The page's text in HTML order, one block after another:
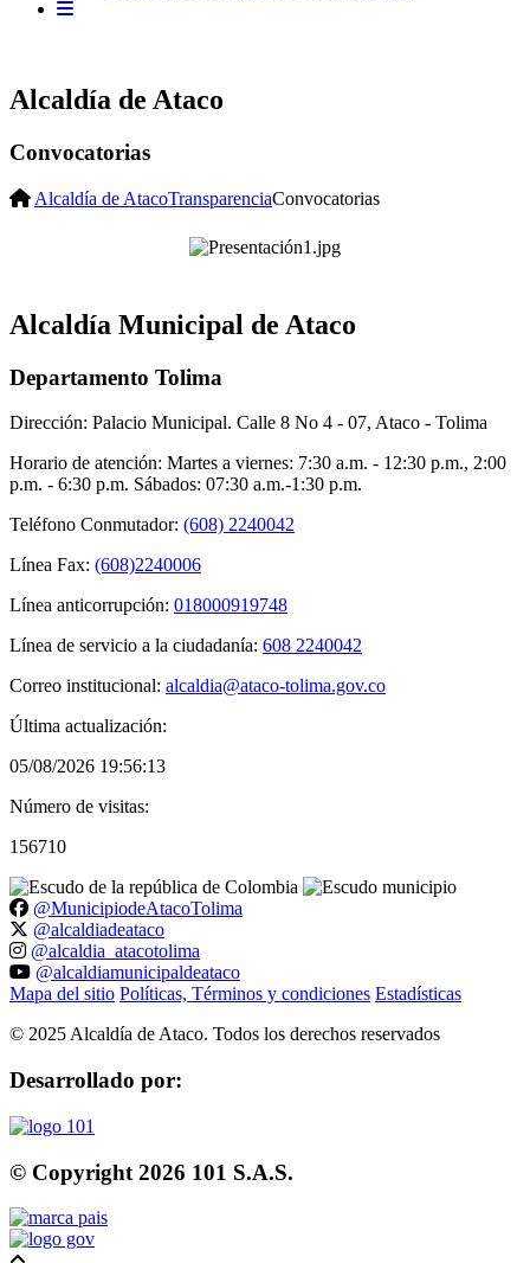
Alcaldía de Ataco
Convocatorias
Alcaldía de AtacoTransparenciaConvocatorias
Alcaldía Municipal de Ataco
Departamento Tolima
Dirección: Palacio Municipal. Calle 8 No 4 - 07, Ataco - Tolima
Horario de atención: Martes a viernes: 7:30 a.m. - 12:30 p.m., 2:00
p.m. - 6:30 p.m. Sábados: 07:30 a.m.-1:30 p.m.
Teléfono Conmutador: (608) 2240042
Línea Fax: (608)2240006
Línea anticorrupción: 018000919748
Línea de servicio a la ciudadanía: 608 2240042
Correo institucional: alcaldia@ataco-tolima.gov.co
Última actualización:
05/08/2026 19:56:13
Número de visitas:
156710
@MunicipiodeAtacoTolima
@alcaldiadeataco
@alcaldia_atacotolima
@alcaldiamunicipaldeataco
Mapa del sitio Políticas, Términos y condiciones Estadísticas
© 2025 Alcaldía de Ataco. Todos los derechos reservados
Desarrollado por:
© Copyright 2026 101 S.A.S.